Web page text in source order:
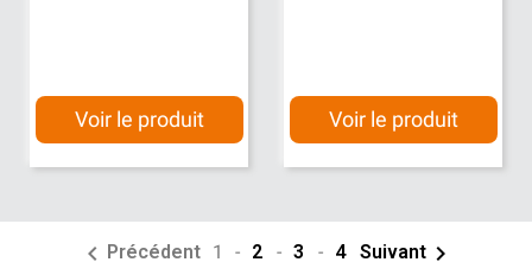
Voir le produit Voir le produit
 Précédent 1 - 2 - 3 - 4 Suivant